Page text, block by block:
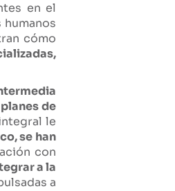
en el
cómo
de
le
se han
con
a la
a